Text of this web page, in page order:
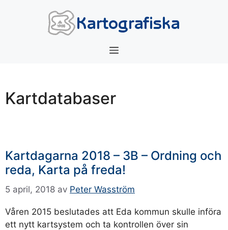
Meny
Kartdatabaser
Kartdagarna 2018 – 3B – Ordning och
reda, Karta på freda!
5 april, 2018 av Peter Wasström
Våren 2015 beslutades att Eda kommun skulle införa
ett nytt kartsystem och ta kontrollen över sin